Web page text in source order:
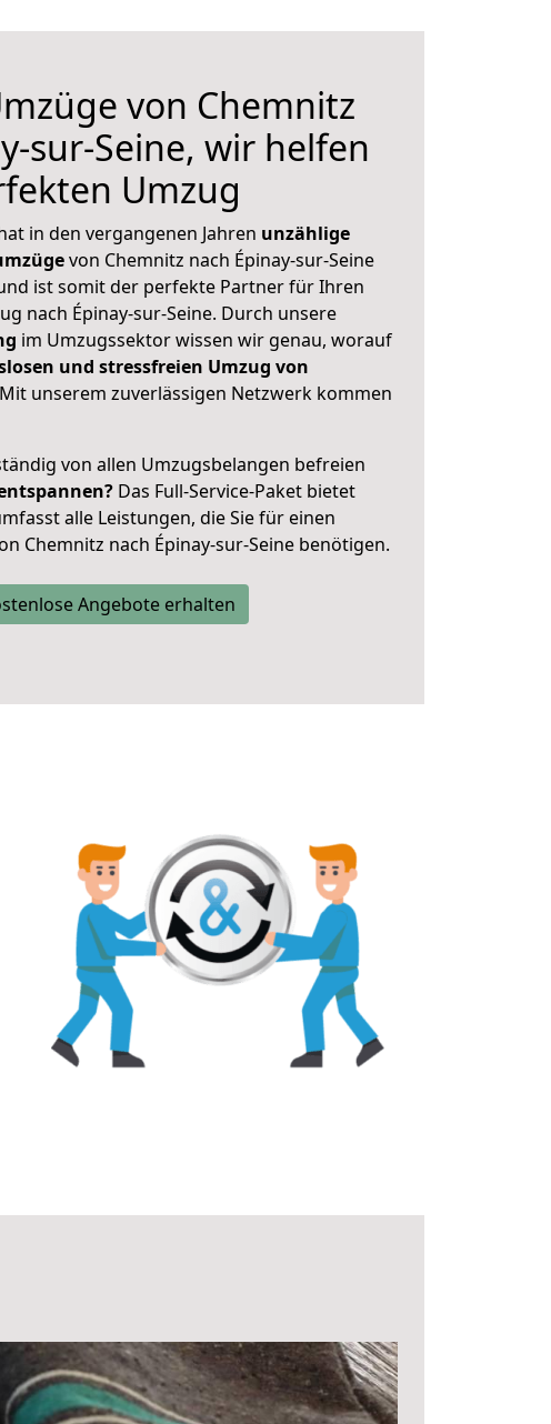
von Chemnitz
sur-Seine, wir helfen
Umzug
in den vergangenen Jahren unzählige
von Chemnitz nach Épinay-sur-Seine
ist somit der perfekte Partner für Ihren
nach Épinay-sur-Seine. Durch unsere
im Umzugssektor wissen wir genau, worauf
und stressfreien Umzug von
unserem zuverlässigen Netzwerk kommen
von allen Umzugsbelangen befreien
Das Full-Service-Paket bietet
alle Leistungen, die Sie für einen
Chemnitz nach Épinay-sur-Seine benötigen.
Angebote erhalten